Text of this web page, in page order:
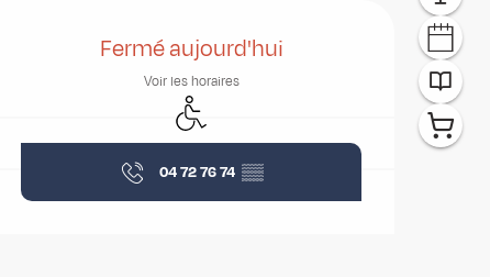
Ouverture et coordonnées
Fermé aujourd'hui
Voir les horaires
Accès handicapés
04 72 76 74 ▒▒